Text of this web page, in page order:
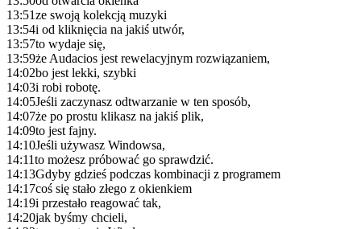
13:51ze swoją kolekcją muzyki
13:54i od kliknięcia na jakiś utwór,
13:57to wydaje się,
13:59że Audacios jest rewelacyjnym rozwiązaniem,
14:02bo jest lekki, szybki
14:03i robi robotę.
14:05Jeśli zaczynasz odtwarzanie w ten sposób,
14:07że po prostu klikasz na jakiś plik,
14:09to jest fajny.
14:10Jeśli używasz Windowsa,
14:11to możesz próbować go sprawdzić.
14:13Gdyby gdzieś podczas kombinacji z programem
14:17coś się stało złego z okienkiem
14:19i przestało reagować tak,
14:20jak byśmy chcieli,